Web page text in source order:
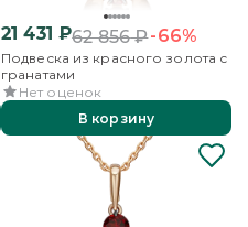
21 431 ₽62 856₽-66%
Подвеска из красного золота с
гранатами
Нет оценок
В корзину